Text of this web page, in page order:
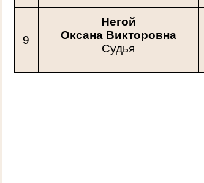
9
Негой
Оксана Викторовна
Судья